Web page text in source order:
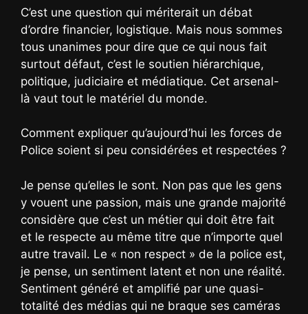
C’est une question qui mériterait un débat
d’ordre financier, logistique. Mais nous sommes
tous unanimes pour dire que ce qui nous fait
surtout défaut, c’est le soutien hiérarchique,
politique, judiciaire et médiatique. Cet arsenal-
là vaut tout le matériel du monde.
Comment expliquer qu’aujourd’hui les forces de
Police soient si peu considérées et respectées ?
Je pense qu’elles le sont. Non pas que les gens
y vouent une passion, mais une grande majorité
considère que c’est un métier qui doit être fait
et le respecte au même titre que n’importe quel
autre travail. Le « non respect » de la police est,
je pense, un sentiment latent et non une réalité.
Sentiment généré et amplifié par une quasi-
totalité des médias qui ne braque ses caméras